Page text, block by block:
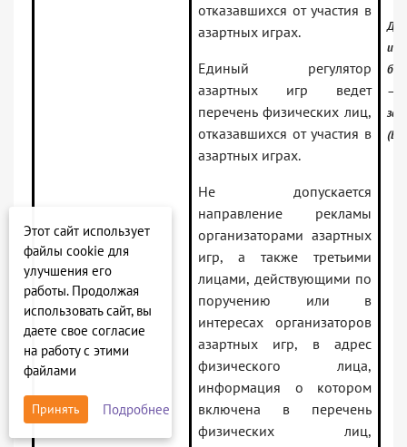
отказавшихся от участия в
азартных играх.
Единый регулятор
азартных игр ведет
перечень физических лиц,
отказавшихся от участия в
азартных играх.
Не допускается
направление рекламы
организаторами азартных
игр, а также третьими
лицами, действующими по
поручению или в
интересах организаторов
азартных игр, в адрес
физического лица,
информация о котором
включена в перечень
физических лиц,
—
Этот сайт использует
файлы cookie для
улучшения его
работы. Продолжая
использовать сайт, вы
даете свое согласие
на работу с этими
файлами
Принять Подробнее